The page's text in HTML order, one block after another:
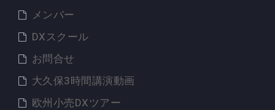
メンバー
DXスクール
お問合せ
大久保3時間講演動画
欧州小売DXツアー